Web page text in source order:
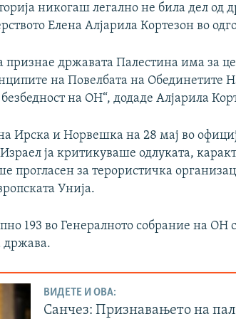
никогаш легално не била дел од
Елена Алјарила Кортезон во
признае државата Палестина има за
на Повелбата на Обединетите
на ОН“, додаде Алјарила
Ирска и Норвешка на 28 мај во
ја критикуваше одлуката,
прогласен за терористичка
Унија.
193 во Генералното собрание на ОН
држава.
ВИДЕТЕ И ОВА:
Санчез: Признавањето на